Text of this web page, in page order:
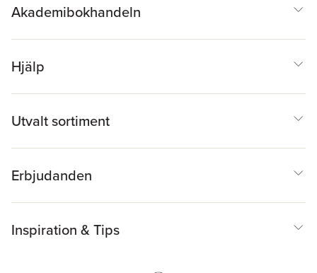
Akademibokhandeln
Hjälp
Utvalt sortiment
Erbjudanden
Inspiration & Tips